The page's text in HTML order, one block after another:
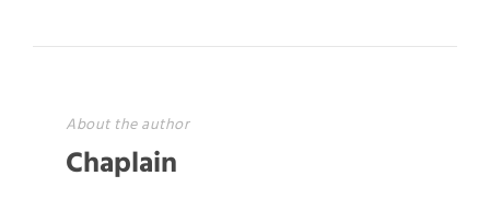
About the author
Chaplain